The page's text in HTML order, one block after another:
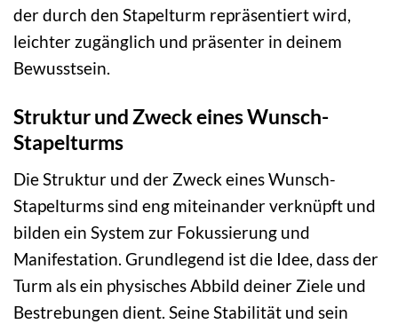
der durch den Stapelturm repräsentiert wird,
leichter zugänglich und präsenter in deinem
Bewusstsein.
Struktur und Zweck eines Wunsch-
Stapelturms
Die Struktur und der Zweck eines Wunsch-
Stapelturms sind eng miteinander verknüpft und
bilden ein System zur Fokussierung und
Manifestation. Grundlegend ist die Idee, dass der
Turm als ein physisches Abbild deiner Ziele und
Bestrebungen dient. Seine Stabilität und sein